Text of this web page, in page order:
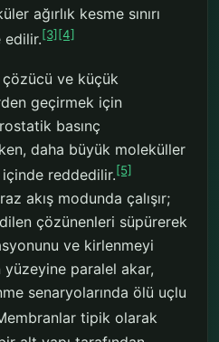
ağırlık kesme sınırı
edilir.[3] [4]
ve küçük
geçirmek için
basınç
daha büyük moleküller
içinde reddedilir.[5]
akış modunda çalışır;
çözünenleri süpürerek
ve kirlenmeyi
paralel akar,
senaryolarında ölü uçlu
tipik olarak